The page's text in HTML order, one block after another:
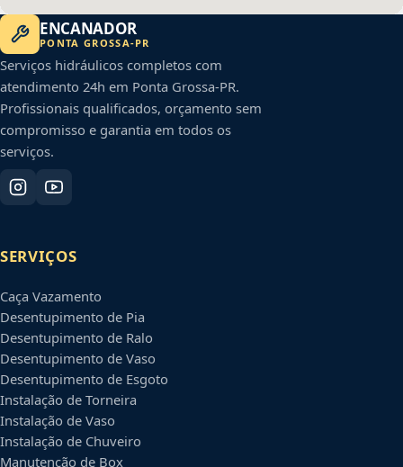
ENCANADOR
PONTA GROSSA-PR
Serviços hidráulicos completos com
atendimento 24h em Ponta Grossa-PR.
Profissionais qualificados, orçamento sem
compromisso e garantia em todos os
serviços.
SERVIÇOS
Caça Vazamento
Desentupimento de Pia
Desentupimento de Ralo
Desentupimento de Vaso
Desentupimento de Esgoto
Instalação de Torneira
Instalação de Vaso
Instalação de Chuveiro
Manutenção de Box